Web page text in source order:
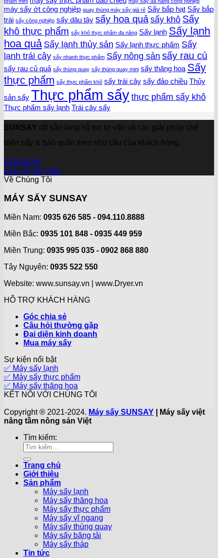
máy sấy ớt công nghiệp quay thùng máy sấy giá rẻ Sấy bắp hạt Sấy bắp
trái sấy công nghiệp sấy dâu tây sấy hoa quả sấy khô Sấy
khô thực phẩm sấy khô thực phẩm đa năng Sấy lạnh Sấy lạnh
hoa quả Sấy lạnh thủy sản Sấy lạnh thực phẩm Sấy
lạnh trái cây sấy nhanh thực phẩm Sấy nông sản sấy rau củ
sấy rau củ quả sấy thùng quay sấy thùng quay mini sấy thăng hoa Sấy
thực phẩm sấy thực phẩm khô sấy trái cây sấy đảo chiều Thủy
sản sấy Thực phẩm sấy thực phẩm sấy khô
Thực phẩm sấy lạnh Trái cây sấy
SUNSAY rất sẵn lòng hỗ trợ tư vấn về các giải pháp chế
biến sấy & bảo quản theo nhu cầu của khách hàng.
GỌI NGAY
Liên hệ sấy mẫu
Về Chúng Tôi
MÁY SẤY SUNSAY
Miền Nam: 0935 626 585 - 094.110.8888
Miền Bắc: 0935 101 848 - 0935 449 959
Miền Trung: 0935 995 035 - 0902 868 880
Tây Nguyên: 0935 522 550
Website: www.sunsay.vn | www.Dryer.vn
HỖ TRỢ KHÁCH HÀNG
Góc chia sẻ
Câu hỏi thường gặp
Đại diện kinh doanh
Mua máy sấy
Sự kiện nổi bật
✅ Máy sấy lạnh
✅ Máy sấy thực phẩm
✅ Máy sấy thăng hoa
KẾT NỐI VỚI CHÚNG TÔI
Copyright ® 2021-2024. Máy sấy SUNSAY | Máy sấy việt
nâng tầm nông sản Việt
Tìm kiếm:
Trang chủ
Giới thiệu
Sản phẩm
Máy sấy lạnh
Máy sấy thăng hoa
Máy sấy thực phẩm
Máy sấy vĩ ngang
Máy sấy thùng quay
Máy sấy băng tải
Máy sấy tháp
Tin tức